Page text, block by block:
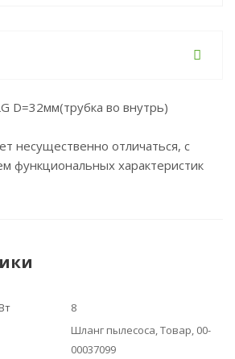
D=32мм(трубка во внутрь)
несущественно отличаться, с
функциональных характеристик
8
Шланг пылесоса, Товар, 00-
00037099